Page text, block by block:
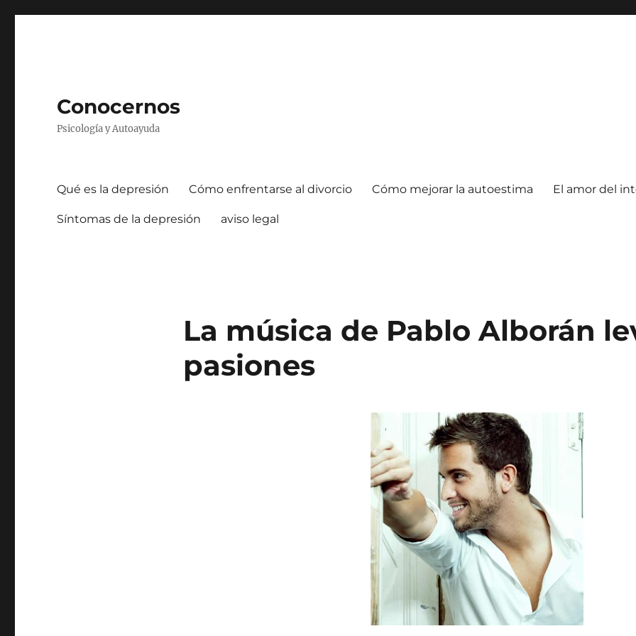
Conocernos
Psicología y Autoayuda
Qué es la depresión Cómo enfrentarse al divorcio Cómo mejorar la autoestima El amor del
Síntomas de la depresión aviso legal
La música de Pablo Alborán
pasiones